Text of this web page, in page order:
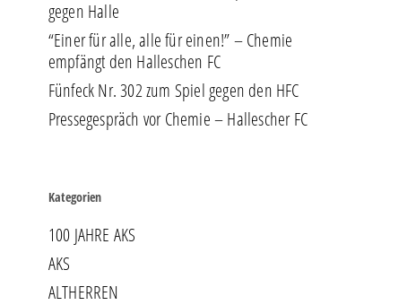
gegen Halle
“Einer für alle, alle für einen!” – Chemie
empfängt den Halleschen FC
Fünfeck Nr. 302 zum Spiel gegen den HFC
Pressegespräch vor Chemie – Hallescher FC
Kategorien
100 JAHRE AKS
AKS
ALTHERREN